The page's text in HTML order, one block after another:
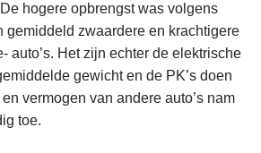
hogere opbrengst was volgens
gemiddeld zwaardere en krachtigere
auto’s. Het zijn echter de elektrische
gewicht en de PK’s doen
vermogen van andere auto’s nam
toe.